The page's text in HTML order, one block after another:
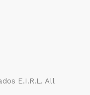
E.I.R.L. All